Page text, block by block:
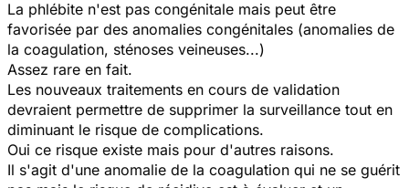
La phlébite n'est pas congénitale mais peut être
favorisée par des anomalies congénitales (anomalies de
la coagulation, sténoses veineuses...)
Assez rare en fait.
Les nouveaux traitements en cours de validation
devraient permettre de supprimer la surveillance tout en
diminuant le risque de complications.
Oui ce risque existe mais pour d'autres raisons.
Il s'agit d'une anomalie de la coagulation qui ne se guérit